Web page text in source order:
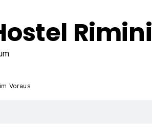
Rimini
Voraus